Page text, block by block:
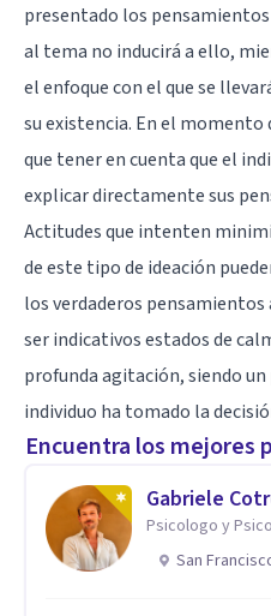
presentado los
al tema no inducirá a ello,
el enfoque con el que se
su existencia. En el momento
que tener en cuenta que el
explicar directamente sus
Actitudes que intenten
de este tipo de ideación
los verdaderos
ser indicativos estados de
profunda agitación, siendo un
individuo ha tomado la
Encuentra los mejores
Gabriele
Psicologo y
San